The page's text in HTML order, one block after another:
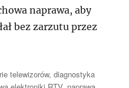
naprawa, aby
bez zarzutu przez
telewizorów,diagnostyka